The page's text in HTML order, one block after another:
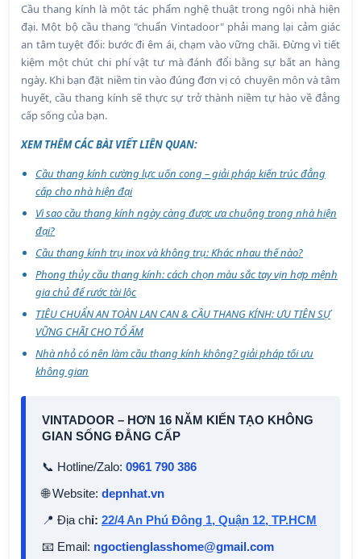
Cầu thang kính là một tác phẩm nghệ thuật trong ngôi nhà hiện
đại. Một bộ cầu thang "chuẩn Vintadoor" phải mang lại cảm giác
an tâm tuyệt đối: bước đi êm ái, chạm vào vững chãi. Đừng vì tiết
kiệm một chút chi phí vật tư mà đánh đổi bằng sự bất an hàng
ngày. Khi bạn đặt niềm tin vào đúng đơn vị có chuyên môn và tâm
huyết, cầu thang kính sẽ thực sự trở thành niềm tự hào về đẳng
cấp sống của bạn.
XEM THÊM CÁC BÀI VIẾT LIÊN QUAN:
Cầu thang kính cường lực uốn cong – giải pháp kiến trúc đẳng
cấp cho nhà hiện đại
Vì sao cầu thang kính ngày càng được ưa chuộng trong nhà hiện
đại?
Cầu thang kính trụ inox và không trụ: Khác nhau thế nào?
Phong thủy cầu thang kính: cách chọn màu sắc tay vịn hợp mệnh
gia chủ để rước tài lộc
TIÊU CHUẨN AN TOÀN LAN CAN & CẦU THANG KÍNH: ƯU TIÊN SỰ
VỮNG CHÃI CHO TỔ ẤM
Nhà nhỏ có nên làm cầu thang kính không? giải pháp tối ưu
không gian
VINTADOOR – HƠN 16 NĂM KIẾN TẠO KHÔNG
GIAN SỐNG ĐẲNG CẤP
📞 Hotline/Zalo: 0961 790 386
🌐 Website: depnhat.vn
📍 Địa chỉ: 22/4 An Phú Đông 1, Quận 12, TP.HCM
📧 Email: ngoctienglasshome@gmail.com